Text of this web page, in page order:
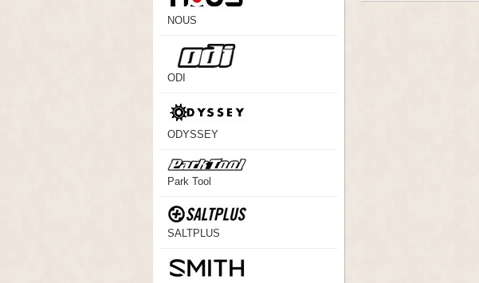
NOUS
ODI
ODYSSEY
Park Tool
SALTPLUS